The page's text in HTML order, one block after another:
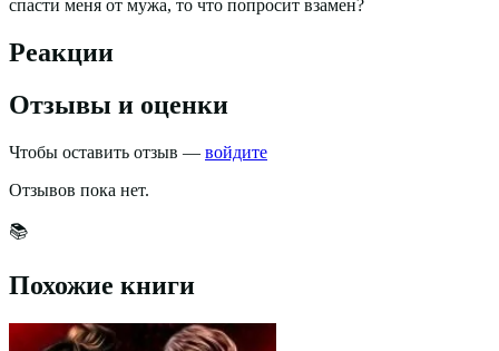
спасти меня от мужа, то что попросит взамен?
Реакции
Отзывы и оценки
Чтобы оставить отзыв — войдите
Отзывов пока нет.
📚
Похожие книги